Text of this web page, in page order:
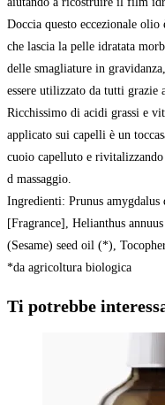
Doccia questo eccezionale
che lascia la pelle idratata
delle smagliature in
essere utilizzato da tutti grazie
Ricchissimo di acidi grassi e
applicato sui capelli è un
cuoio capelluto e
d massaggio.
Ingredienti: Prunus
[Fragrance], Helianthus
(Sesame) seed oil (*),
*da agricoltura biologica
Ti potrebbe